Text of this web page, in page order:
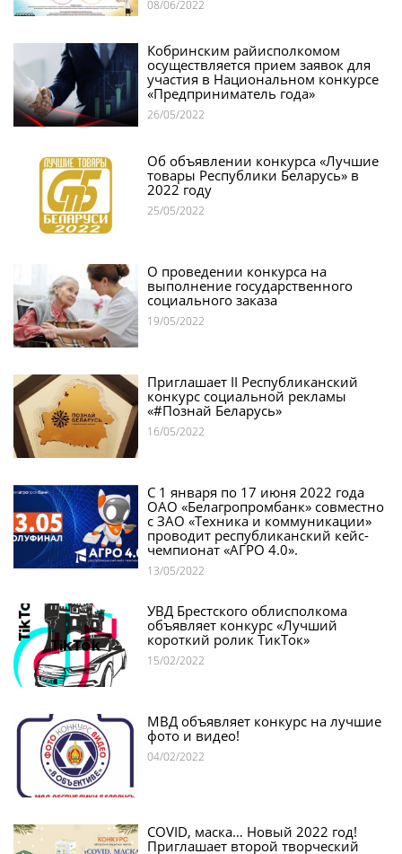
08/06/2022
26/05/2022
Кобринским райисполкомом
осуществляется прием заявок для
участия в Национальном конкурсе
«Предприниматель года»
25/05/2022
Об объявлении конкурса «Лучшие
товары Республики Беларусь» в
2022 году
19/05/2022
О проведении конкурса на
выполнение государственного
социального заказа
16/05/2022
Приглашает II Республиканский
конкурс социальной рекламы
«#Познай Беларусь»
13/05/2022
С 1 января по 17 июня 2022 года
ОАО «Белагропромбанк» совместно
с ЗАО «Техника и коммуникации»
проводит республиканский кейс-
чемпионат «АГРО 4.0».
15/02/2022
УВД Брестского облисполкома
объявляет конкурс «Лучший
короткий ролик ТикТок»
04/02/2022
МВД объявляет конкурс на лучшие
фото и видео!
COVID, маска… Новый 2022 год!
Приглашает второй творческий